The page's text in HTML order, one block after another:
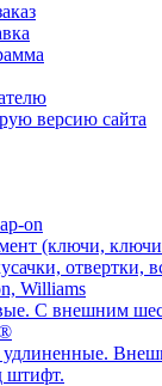
версию сайта
on
(ключи,
отвертки,
Williams
С внешним
удлиненные.
штифт.